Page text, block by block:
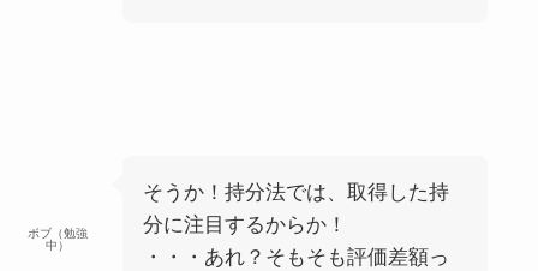
ボブ（勉強
中）
そうか！持分法では、取得した持
分に注目するからか！
・・・あれ？そもそも評価差額っ